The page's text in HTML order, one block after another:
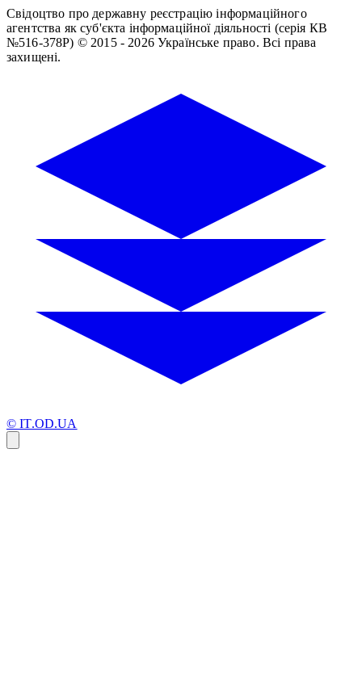
Свідоцтво про державну реєстрацію інформаційного
агентства як суб'єкта інформаційної діяльності (серія КВ
№516-378Р) © 2015 - 2026 Українське право. Всі права
захищені.
© IT.OD.UA